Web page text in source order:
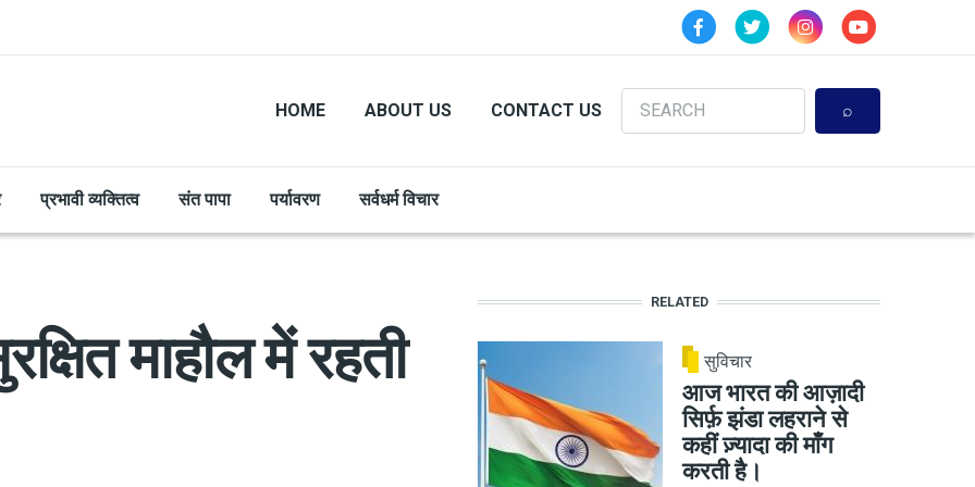
HOME ABOUT US CONTACT US
Search
प्रभावी व्यक्तित्व संत पापा पर्यावरण सर्वधर्म विचार
माहौल में रहती
RELATED
सुविचार
आज भारत की आज़ादी
सिर्फ़ झंडा लहराने से
कहीं ज़्यादा की माँग
करती है।